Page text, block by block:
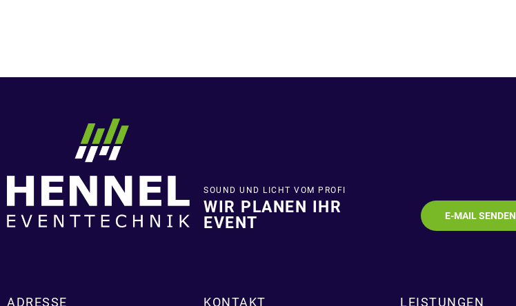
SOUND UND LICHT VOM PROFI
WIR PLANEN IHR
EVENT
E-MAIL SENDEN
ADRESSE KONTAKT LEISTUNGEN